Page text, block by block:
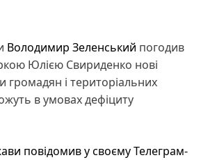
Володимир Зеленський погодив
Юлією Свириденко нові
громадян і територіальних
в умовах дефіциту
повідомив у своєму Телеграм-